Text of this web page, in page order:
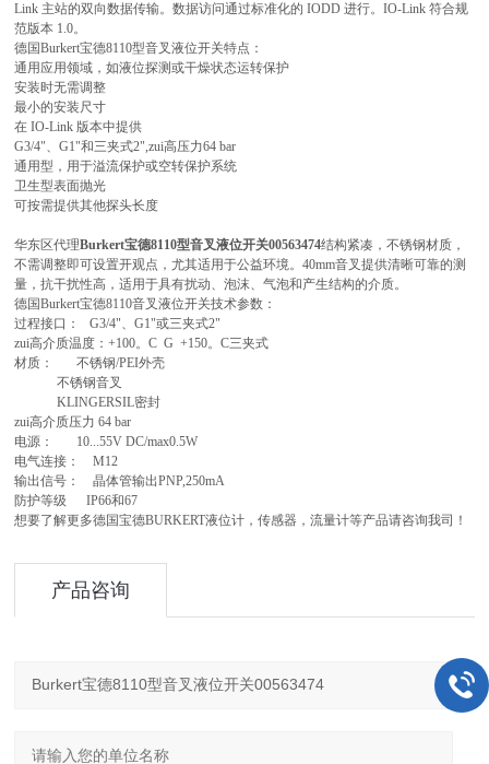
Link 主站的双向数据传输。数据访问通过标准化的 IODD 进行。IO-Link 符合规
范版本 1.0。
德国Burkert宝德8110型音叉液位开关特点：
通用应用领域，如液位探测或干燥状态运转保护
安装时无需调整
最小的安装尺寸
在 IO-Link 版本中提供
G3/4"、G1"和三夹式2",zui高压力64 bar
通用型，用于溢流保护或空转保护系统
卫生型表面抛光
可按需提供其他探头长度
华东区代理Burkert宝德8110型音叉液位开关00563474结构紧凑，不锈钢材质，
不需调整即可设置开观点，尤其适用于公益环境。40mm音叉提供清晰可靠的测
量，抗干扰性高，适用于具有扰动、泡沫、气泡和产生结构的介质。
德国Burkert宝德8110音叉液位开关技术参数：
过程接口： G3/4"、G1"或三夹式2"
zui高介质温度：+100。C G +150。C三夹式
材质： 不锈钢/PEI外壳
不锈钢音叉
KLINGERSIL密封
zui高介质压力 64 bar
电源： 10...55V DC/max0.5W
电气连接： M12
输出信号： 晶体管输出PNP,250mA
防护等级 IP66和67
想要了解更多德国宝德BURKERT液位计，传感器，流量计等产品请咨询我司！
产品咨询